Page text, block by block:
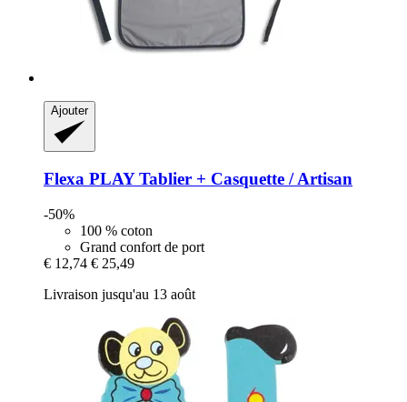
Ajouter
Flexa PLAY Tablier + Casquette / Artisan
-50%
100 % coton
Grand confort de port
€ 12,74 € 25,49
Livraison jusqu'au 13 août